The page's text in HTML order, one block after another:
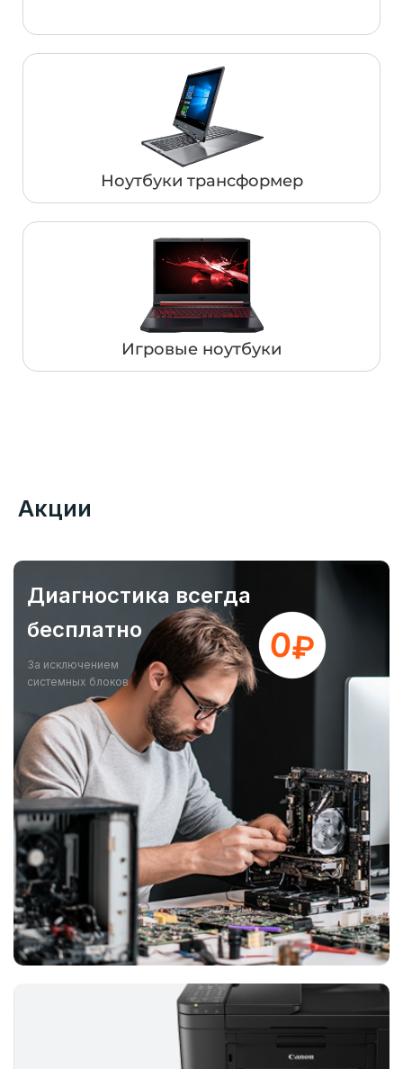
Ноутбуки трансформер
Игровые ноутбуки
Акции
Диагностика всегда
бесплатно
За исключением
системных блоков